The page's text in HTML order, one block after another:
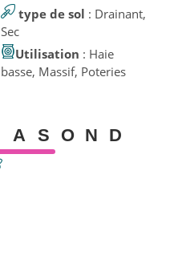
type de sol : Drainant,
Sec
Utilisation : Haie
basse, Massif, Poteries
A S O N D